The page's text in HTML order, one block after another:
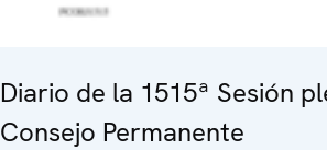
Diario de la 1515ª Sesión
Consejo Permanente